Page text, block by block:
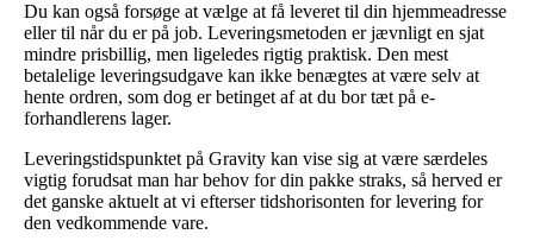
Du kan også forsøge at vælge at få leveret til din hjemmeadresse
eller til når du er på job. Leveringsmetoden er jævnligt en sjat
mindre prisbillig, men ligeledes rigtig praktisk. Den mest
betalelige leveringsudgave kan ikke benægtes at være selv at
hente ordren, som dog er betinget af at du bor tæt på e-
forhandlerens lager.
Leveringstidspunktet på Gravity kan vise sig at være særdeles
vigtig forudsat man har behov for din pakke straks, så herved er
det ganske aktuelt at vi efterser tidshorisonten for levering for
den vedkommende vare.